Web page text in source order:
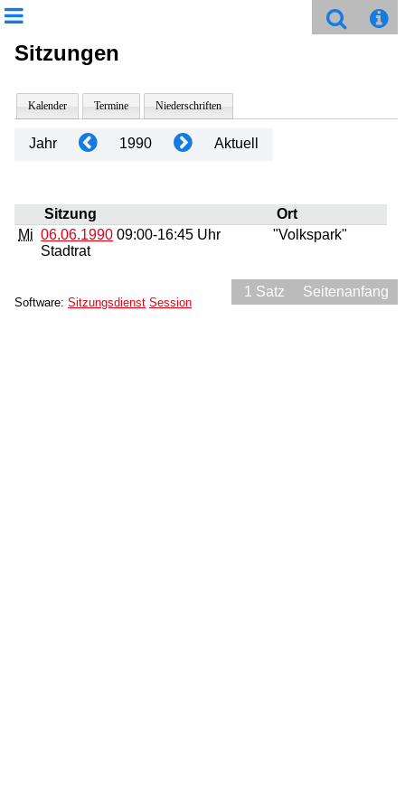
Sitzungen
Kalender Termine Niederschriften
Jahr 1990 Aktuell
Sitzung
Ort
Mi 06.06.1990 09:00-16:45 Uhr
Stadtrat
"Volkspark"
1 Satz Seitenanfang
Software: Sitzungsdienst Session